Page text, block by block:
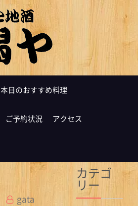
本日のおすすめ料理
ご予約状況 アクセス
gata
カテゴ
リー